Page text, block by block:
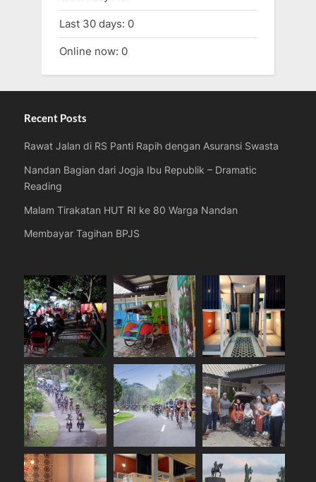
Last 30 days: 0
Online now: 0
Recent Posts
Rawat Jalan di RS Panti Rapih dengan Asuransi Swasta
Nandan Bagian dari Jogja Ibu Republik – Dramatic
Reading
Malam Tirakatan HUT RI ke 80 Warga Nandan
Membayar Tagihan BPJS